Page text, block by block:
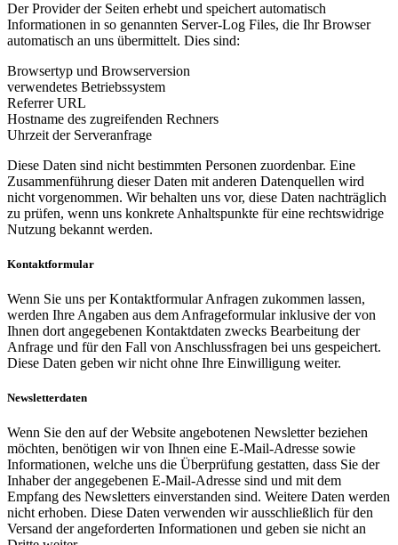
Der Provider der Seiten erhebt und speichert automatisch
Informationen in so genannten Server-Log Files, die Ihr Browser
automatisch an uns übermittelt. Dies sind:
Browsertyp und Browserversion
verwendetes Betriebssystem
Referrer URL
Hostname des zugreifenden Rechners
Uhrzeit der Serveranfrage
Diese Daten sind nicht bestimmten Personen zuordenbar. Eine
Zusammenführung dieser Daten mit anderen Datenquellen wird
nicht vorgenommen. Wir behalten uns vor, diese Daten nachträglich
zu prüfen, wenn uns konkrete Anhaltspunkte für eine rechtswidrige
Nutzung bekannt werden.
Kontaktformular
Wenn Sie uns per Kontaktformular Anfragen zukommen lassen,
werden Ihre Angaben aus dem Anfrageformular inklusive der von
Ihnen dort angegebenen Kontaktdaten zwecks Bearbeitung der
Anfrage und für den Fall von Anschlussfragen bei uns gespeichert.
Diese Daten geben wir nicht ohne Ihre Einwilligung weiter.
Newsletterdaten
Wenn Sie den auf der Website angebotenen Newsletter beziehen
möchten, benötigen wir von Ihnen eine E-Mail-Adresse sowie
Informationen, welche uns die Überprüfung gestatten, dass Sie der
Inhaber der angegebenen E-Mail-Adresse sind und mit dem
Empfang des Newsletters einverstanden sind. Weitere Daten werden
nicht erhoben. Diese Daten verwenden wir ausschließlich für den
Versand der angeforderten Informationen und geben sie nicht an